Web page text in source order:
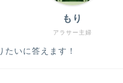
アラサー主婦
もり
たいに答えます！